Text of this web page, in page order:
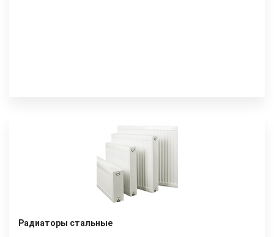
Радиаторы стальные